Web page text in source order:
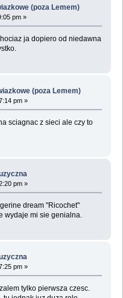
(poza Lemem)
pm »
ja dopiero od niedawna
(poza Lemem)
pm »
sciagnac z sieci ale czy to
pm »
dream "Ricochet"
wydaje mi sie genialna.
pm »
tylko pierwsza czesc.